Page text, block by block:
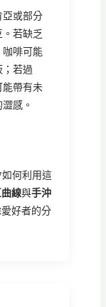
或部分
若缺乏
啡可能
若過
帶有未
感。
何利用這
線與手沖
好者的分